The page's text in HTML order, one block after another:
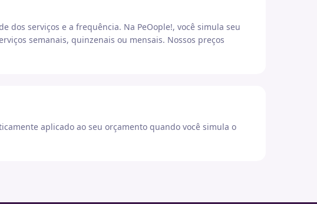
dos serviços e a frequência. Na PeOople!, você simula seu
semanais, quinzenais ou mensais. Nossos preços
aplicado ao seu orçamento quando você simula o